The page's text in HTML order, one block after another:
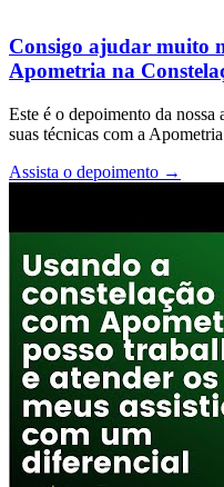
Consigo ajudar muito
Apometria na
Este é o depoimento da
suas técnicas com a
Assista o depoimento →